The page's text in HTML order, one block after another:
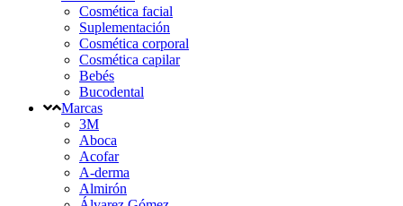
Cosmética facial
Suplementación
Cosmética corporal
Cosmética capilar
Bebés
Bucodental
Marcas
3M
Aboca
Acofar
A-derma
Almirón